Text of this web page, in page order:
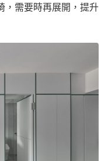
，需要時再展開，提升